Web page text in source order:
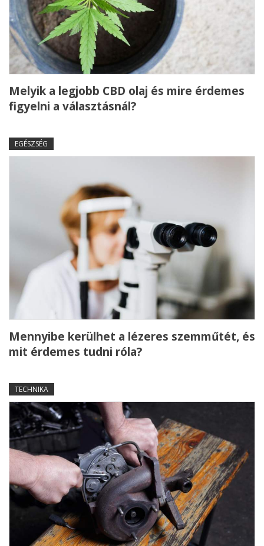
Melyik a legjobb CBD olaj és mire érdemes
figyelni a választásnál?
EGÉSZSÉG
Mennyibe kerülhet a lézeres szemműtét, és
mit érdemes tudni róla?
TECHNIKA